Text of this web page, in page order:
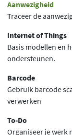
Aanwezigheid
Traceer de
Internet of Things
Basis modellen en
ondersteunen.
Barcode
Gebruik barcode
verwerken
To-Do
Organiseer je werk